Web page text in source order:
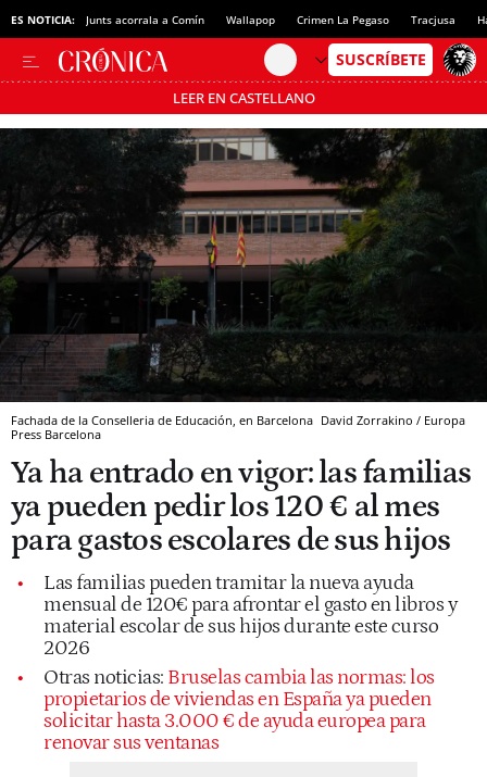
ES NOTICIA: Junts acorrala a Comín Wallapop Crimen La Pegaso Tracjusa
LEER EN CASTELLANO
Pásate al MODO AHORRO
Fachada de la Conselleria de Educación, en Barcelona David Zorrakino / Europa
Press Barcelona
Ya ha entrado en vigor: las familias
ya pueden pedir los 120 € al mes
para gastos escolares de sus hijos
Las familias pueden tramitar la nueva ayuda
mensual de 120€ para afrontar el gasto en libros y
material escolar de sus hijos durante este curso
2026
Otras noticias: Bruselas cambia las normas: los
propietarios de viviendas en España ya pueden
solicitar hasta 3.000 € de ayuda europea para
renovar sus ventanas